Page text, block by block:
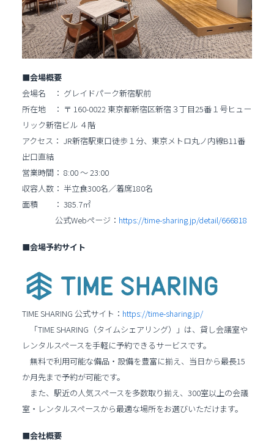
■会場概要
会場名 ： グレイドパーク新宿駅前
所在地 ： 〒 160-0022 東京都新宿区新宿３丁目25番１号ヒュー
リック新宿ビル ４階
アクセス： JR新宿駅東口徒歩１分、東京メトロ丸ノ内線B11番
出口直結
営業時間： 8:00 ～ 23:00
収容人数： 半立食300名／着席180名
面積 ： 385.7㎡
公式Webページ： https://time-sharing.jp/detail/666818
■会場予約サイト
TIME SHARING 公式サイト： https://time-sharing.jp/
「TIME SHARING（タイムシェアリング）」は、貸し会議室や
レンタルスペースを手軽に予約できるサービスです。
無料で利用可能な備品・設備を豊富に揃え、当日から最長15
か月先まで予約が可能です。
また、駅近の人気スペースを多数取り揃え、300室以上の会議
室・レンタルスペースから最適な場所をお選びいただけます。
■会社概要